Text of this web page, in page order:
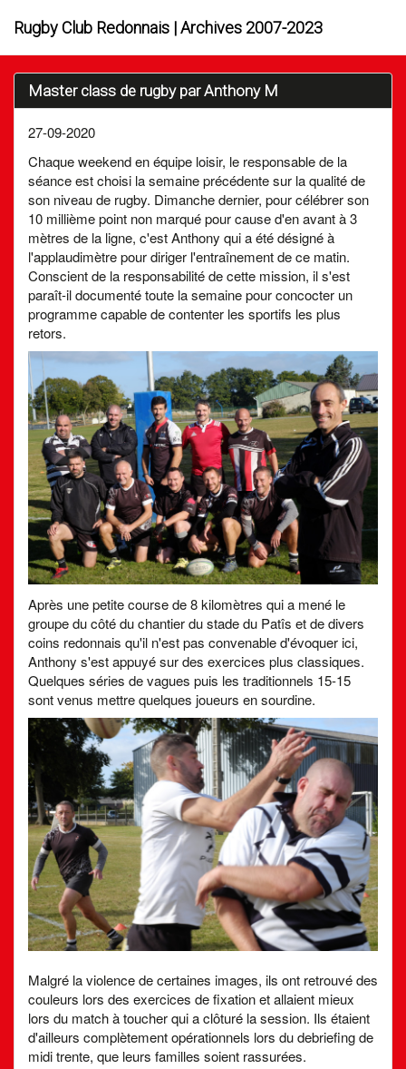
Rugby Club Redonnais | Archives 2007-2023
Master class de rugby par Anthony M
27-09-2020
Chaque weekend en équipe loisir, le responsable de la
séance est choisi la semaine précédente sur la qualité de
son niveau de rugby. Dimanche dernier, pour célébrer son
10 millième point non marqué pour cause d'en avant à 3
mètres de la ligne, c'est Anthony qui a été désigné à
l'applaudimètre pour diriger l'entraînement de ce matin.
Conscient de la responsabilité de cette mission, il s'est
paraît-il documenté toute la semaine pour concocter un
programme capable de contenter les sportifs les plus
retors.
Après une petite course de 8 kilomètres qui a mené le
groupe du côté du chantier du stade du Patîs et de divers
coins redonnais qu'il n'est pas convenable d'évoquer ici,
Anthony s'est appuyé sur des exercices plus classiques.
Quelques séries de vagues puis les traditionnels 15-15
sont venus mettre quelques joueurs en sourdine.
Malgré la violence de certaines images, ils ont retrouvé des
couleurs lors des exercices de fixation et allaient mieux
lors du match à toucher qui a clôturé la session. Ils étaient
d'ailleurs complètement opérationnels lors du debriefing de
midi trente, que leurs familles soient rassurées.